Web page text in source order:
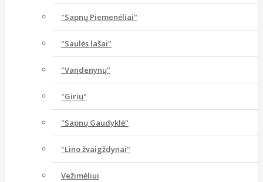
"Sapnų Piemenėliai"
"Saulės lašai"
"Vandenynų"
"Girių"
"Sapnų Gaudyklė"
"Lino žvaigždynai"
Vežimėliui